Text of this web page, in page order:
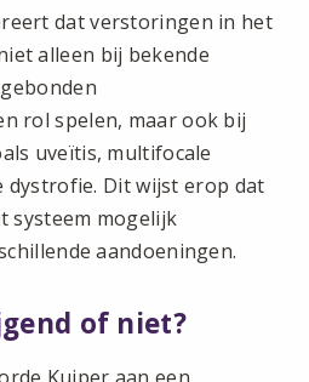
dat verstoringen in het
alleen bij bekende
rol spelen, maar ook bij
uveïtis, multifocale
Dit wijst erop dat
systeem mogelijk
aandoeningen.
of niet?
Kuiper aan een